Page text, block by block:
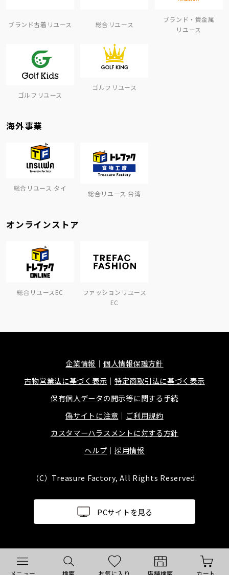
ブランド古着リユース 総合リユース
ブランド・貴金属
リユース
ゴルフリユース
ゴルフリユース
海外事業
総合リユース タイ
総合リユース 台湾
オンラインストア
総合リユースEC
ファッションリユース
EC
企業情報
個人情報保護方針
古物営業法に基づく表示
特定商取引法に基づく表示
保有個人データの開示等に関する手続
偽サイトに注意
ご利用規約
カスタマーハラスメントに対する方針
ヘルプ
採用情報
（C）Treasure Factory, All Rights Reserved.
PCサイトを見る